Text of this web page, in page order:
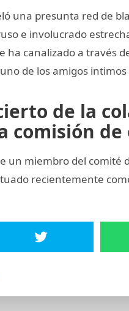
una presunta red de
e involucrado
ha canalizado a través
de los amigos
de la
comisión de
un miembro del comité
recientemente